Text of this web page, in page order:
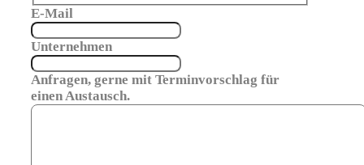
E-Mail
Unternehmen
Anfragen, gerne mit Terminvorschlag für
einen Austausch.